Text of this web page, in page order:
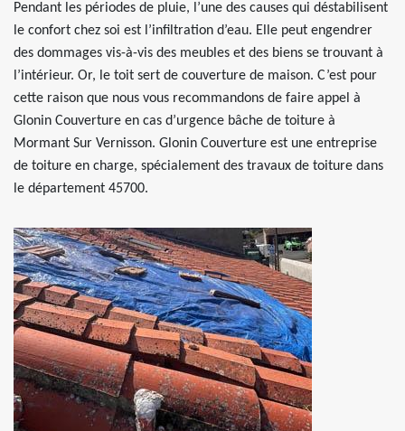
Pendant les périodes de pluie, l’une des causes qui déstabilisent
le confort chez soi est l’infiltration d’eau. Elle peut engendrer
des dommages vis-à-vis des meubles et des biens se trouvant à
l’intérieur. Or, le toit sert de couverture de maison. C’est pour
cette raison que nous vous recommandons de faire appel à
Glonin Couverture en cas d’urgence bâche de toiture à
Mormant Sur Vernisson. Glonin Couverture est une entreprise
de toiture en charge, spécialement des travaux de toiture dans
le département 45700.